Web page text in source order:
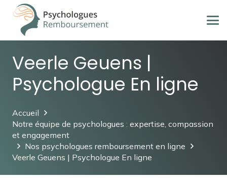
Veerle Geuens |
Psychologue En ligne
Accueil
Notre équipe de psychologues : expertise, compassion
et engagement
Nos psychologues remboursement en ligne
Veerle Geuens | Psychologue En ligne